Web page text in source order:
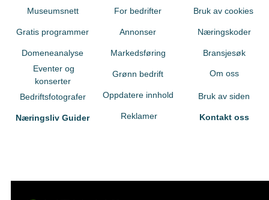
Museumsnett
Gratis programmer
Domeneanalyse
Eventer og
konserter
Bedriftsfotografer
Næringsliv Guider
For bedrifter
Annonser
Markedsføring
Grønn bedrift
Oppdatere innhold
Reklamer
Bruk av cookies
Næringskoder
Bransjesøk
Om oss
Bruk av siden
Kontakt oss